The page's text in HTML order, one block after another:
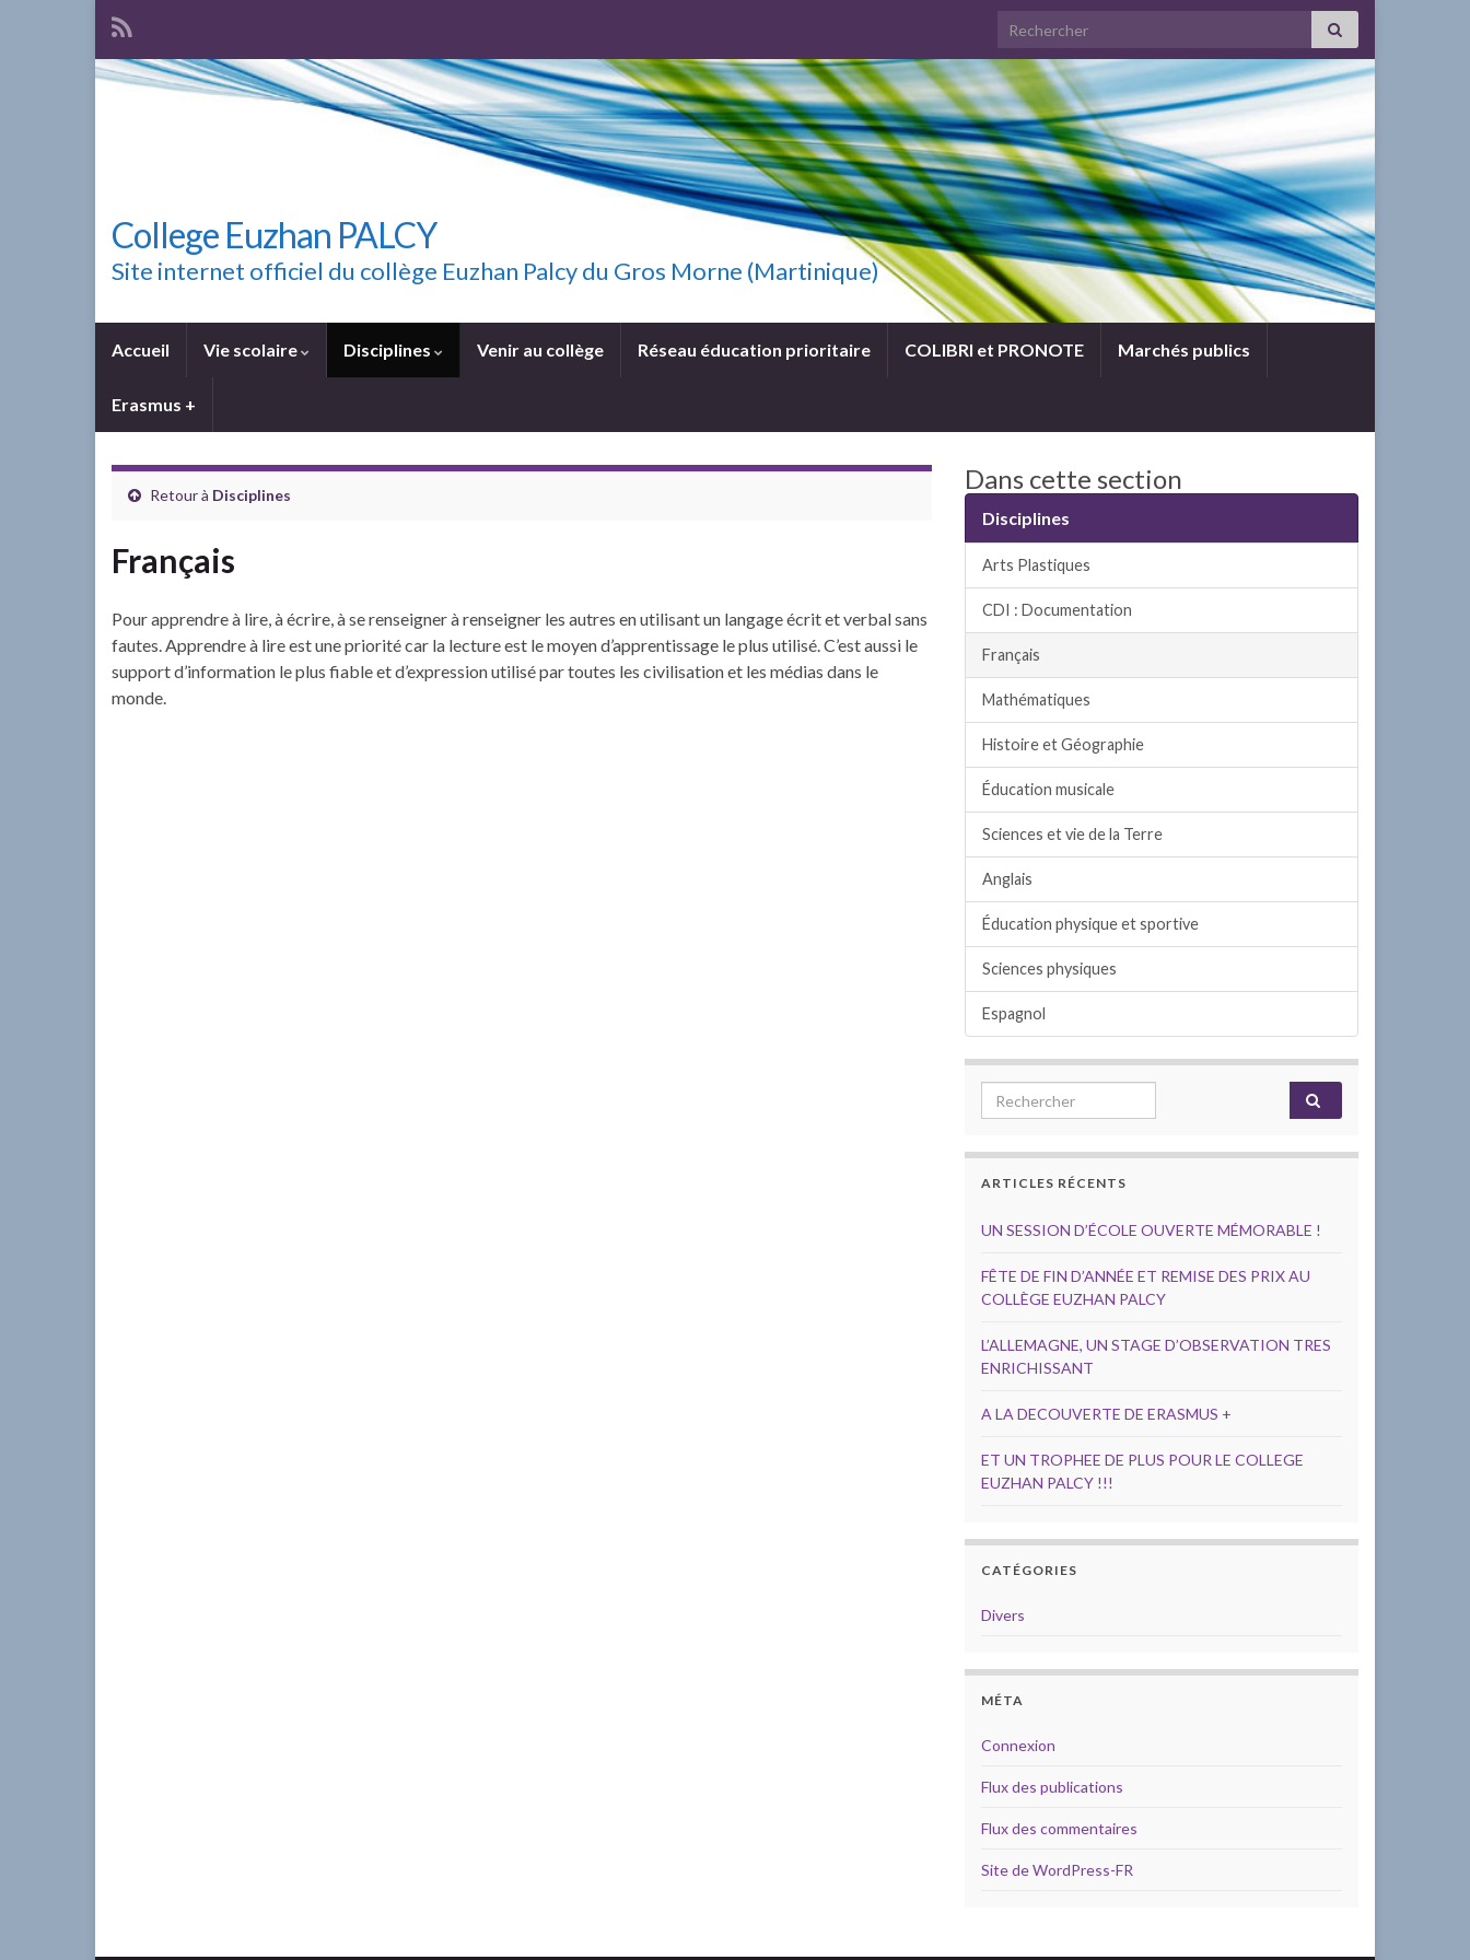
Search for:
College Euzhan PALCY
Site internet officiel du collège Euzhan Palcy du Gros Morne (Martinique)
Accueil Vie scolaire Disciplines Venir au collège Réseau éducation prioritaire COLIBRI et PRONOTE Marchés publics
Erasmus +
Retour à Disciplines
Français
Pour apprendre à lire, à écrire, à se renseigner à renseigner les autres en utilisant un langage écrit et verbal sans
fautes. Apprendre à lire est une priorité car la lecture est le moyen d’apprentissage le plus utilisé. C’est aussi le
support d’information le plus fiable et d’expression utilisé par toutes les civilisation et les médias dans le
monde.
Dans cette section
Disciplines
Arts Plastiques
CDI : Documentation
Français
Mathématiques
Histoire et Géographie
Éducation musicale
Sciences et vie de la Terre
Anglais
Éducation physique et sportive
Sciences physiques
Espagnol
Search for:
ARTICLES RÉCENTS
UN SESSION D’ÉCOLE OUVERTE MÉMORABLE !
FÊTE DE FIN D’ANNÉE ET REMISE DES PRIX AU
COLLÈGE EUZHAN PALCY
L’ALLEMAGNE, UN STAGE D’OBSERVATION TRES
ENRICHISSANT
A LA DECOUVERTE DE ERASMUS +
ET UN TROPHEE DE PLUS POUR LE COLLEGE
EUZHAN PALCY !!!
CATÉGORIES
Divers
MÉTA
Connexion
Flux des publications
Flux des commentaires
Site de WordPress-FR